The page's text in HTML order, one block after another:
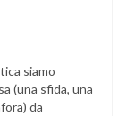
siamo
(una sfida, una
da